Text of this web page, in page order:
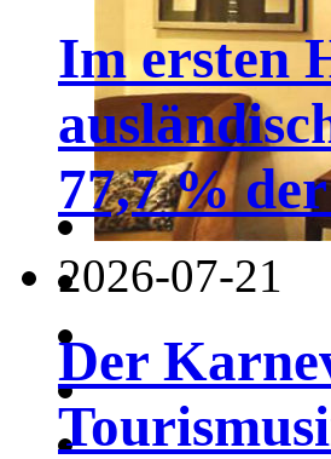
Im ersten
77,7 %
2026-07-21
Der